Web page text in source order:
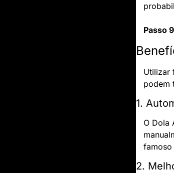
Passo
Utilizar
podem
1.
O Dola
famoso
2.